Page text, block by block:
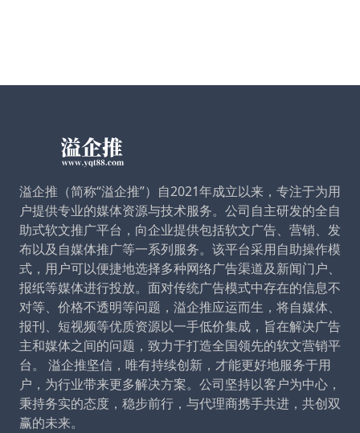
溢企推（简称“溢企推”）自2021年成立以来，专注于为用
户提供专业的媒体资源与技术服务。公司自主研发的全自
助式软文推广平台，向企业提供包括软文广告、营销、发
布以及自媒体推广等一系列服务。该平台采用自助操作模
式，用户可以便捷地选择多种网络广告渠道及新闻门户、
报纸等媒体进行投放。面对传统广告模式中存在的信息不
对等、价格不透明等问题，溢企推应运而生，将自媒体、
报刊、短视频等优质资源以一手低价集成，旨在解决广告
主和媒体之间的问题，致力于打造全国领先的软文营销平
台。 溢企推坚信，唯有持续创新，才能更好地服务于用
户，为行业带来更多解决方案。公司坚持以客户为中心，
秉持务实的态度，稳步前行，与代理商携手共进，共创双
赢的未来。